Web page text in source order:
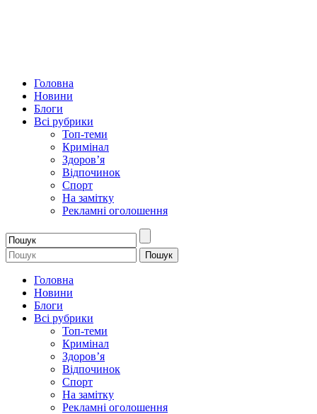
Головна
Новини
Блоги
Всі рубрики
Топ-теми
Кримінал
Здоров’я
Відпочинок
Спорт
На замітку
Рекламні оголошення
Головна
Новини
Блоги
Всі рубрики
Топ-теми
Кримінал
Здоров’я
Відпочинок
Спорт
На замітку
Рекламні оголошення